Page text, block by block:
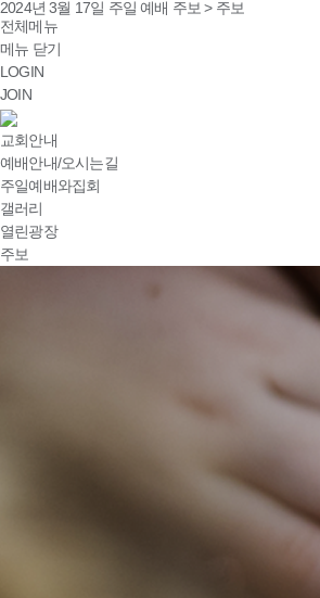
2024년 3월 17일 주일 예배 주보 > 주보
전체메뉴
메뉴 닫기
LOGIN
JOIN
교회안내
예배안내/오시는길
주일예배와집회
갤러리
열린광장
주보